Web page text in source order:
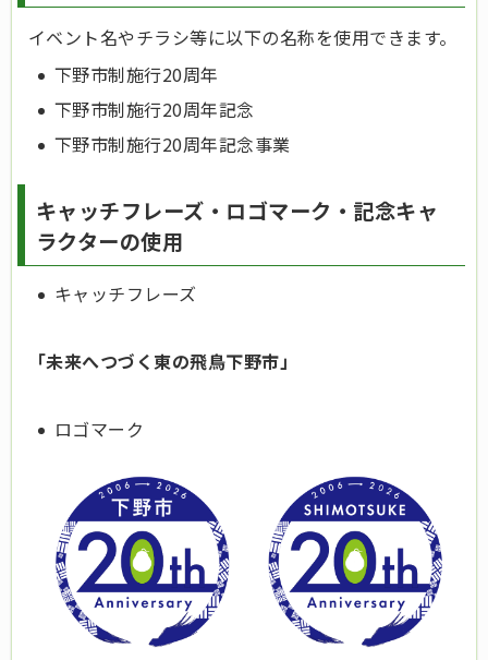
イベント名やチラシ等に以下の名称を使用できます。
下野市制施行20周年
下野市制施行20周年記念
下野市制施行20周年記念事業
キャッチフレーズ・ロゴマーク・記念キャ
ラクターの使用
キャッチフレーズ
「未来へつづく東の飛鳥下野市」
ロゴマーク